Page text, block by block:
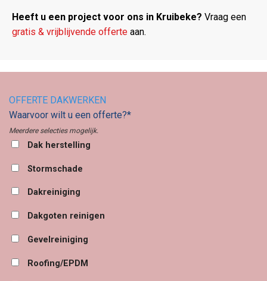
Heeft u een project voor ons in Kruibeke? Vraag een
gratis & vrijblijvende offerte aan.
OFFERTE DAKWERKEN
Waarvoor wilt u een offerte?*
Meerdere selecties mogelijk.
Dak herstelling
Stormschade
Dakreiniging
Dakgoten reinigen
Gevelreiniging
Roofing/EPDM